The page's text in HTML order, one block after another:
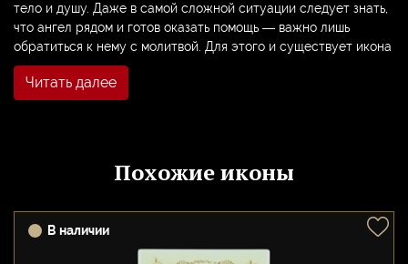
тело и душу. Даже в самой сложной ситуации следует знать,
что ангел рядом и готов оказать помощь — важно лишь
обратиться к нему с молитвой. Для этого и существует икона
Ангела.
Икону Ангела Хранителя часто пишут персонально для
его покровителем.
прошение Богу. Перед образом часто просят защиты от злых
сил, о поддержке в мирских делах, о достижении каких-либо
целей. Считается, что молитва перед Ангелом Хранителем
Читать далее
Похожие иконы
В наличии